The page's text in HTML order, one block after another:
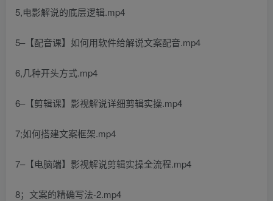
5,电影解说的底层逻辑.mp4
5–【配音课】如何用软件给解说文案配音.mp4
6,几种开头方式.mp4
6–【剪辑课】影视解说详细剪辑实操.mp4
7;如何搭建文案框架.mp4
7–【电脑端】影视解说剪辑实操全流程.mp4
8；文案的精确写法-2.mp4